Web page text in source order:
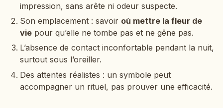
impression, sans arête ni odeur suspecte.
Son emplacement : savoir où mettre la fleur de
vie pour qu’elle ne tombe pas et ne gêne pas.
L’absence de contact inconfortable pendant la nuit,
surtout sous l’oreiller.
Des attentes réalistes : un symbole peut
accompagner un rituel, pas prouver une efficacité.